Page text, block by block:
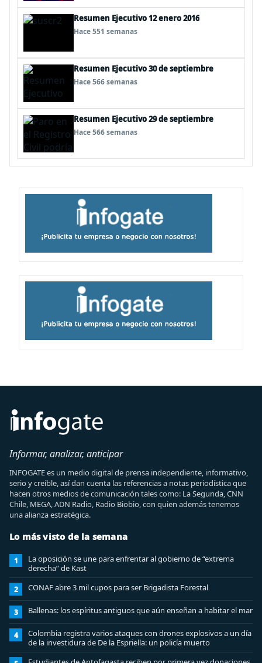
Resumen Ejecutivo 12 enero 2016
Hace 551 semanas
Resumen Ejecutivo 30 de septiembre
Hace 566 semanas
Resumen Ejecutivo 29 de septiembre
Hace 566 semanas
Informar, analizar, anticipar
INFOGATE es un medio digital de prensa independiente, informativo,
serio y creíble, así dan cuenta las referencias a notas periodística que
hacen otros medios de comunicación tales como: La Segunda, CNN
Chile, MEGA, ADN Radio, Radio Biobio, con quien además tenemos
una alianza estratégica.
Lo más visto de la semana
1
La oposición se une para enfrentar al gobierno de “extrema
derecha” de Kast
2 CONAF abre 3 mil cupos para ser Brigadista Forestal
3 Ballenas: los espíritus antiguos que aún enseñan a habitar el mar
4
Colombia registra varios ataques con drones explosivos a un día
de la investidura de De la Espriella: un policía muerto